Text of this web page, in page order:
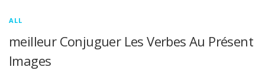
ALL
meilleur Conjuguer Les Verbes Au Présent
Images